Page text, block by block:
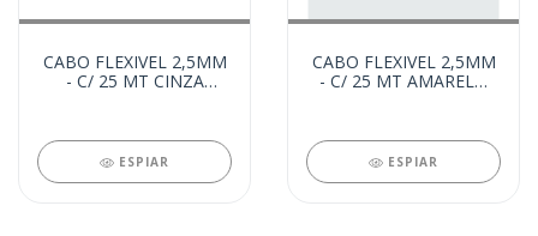
CABO FLEXIVEL 2,5MM
- C/ 25 MT CINZA
ESPIAR
CABO FLEXIVEL 2,5MM
- C/ 25 MT AMARELO
ESPIAR